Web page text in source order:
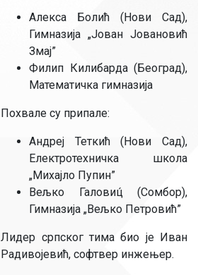
Алекса Болић (Нови Сад),
Гимназија „Јован Јовановић
Змај”
Филип Килибарда (Београд),
Математичка гимназија
Похвале су припале:
Андреј Теткић (Нови Сад),
Електротехничка школа
„Михајло Пупин”
Вељко Галовиц́ (Сомбор),
Гимназија „Вељко Петровић”
Лидер српског тима био је Иван
Радивојевић, софтвер инжењер.